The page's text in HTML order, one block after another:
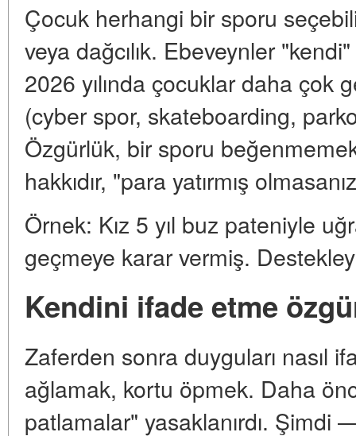
Çocuk herhangi bir sporu
veya dağcılık. Ebeveynler
2026 yılında çocuklar daha çok
(cyber spor, skateboarding,
Özgürlük, bir sporu
hakkıdır, "para yatırmış
Örnek: Kız 5 yıl buz pateniyle
geçmeye karar vermiş.
Kendini ifade etme
Zaferden sonra duyguları nasıl
ağlamak, kortu öpmek. Daha
patlamalar" yasaklanırdı. Şimdi